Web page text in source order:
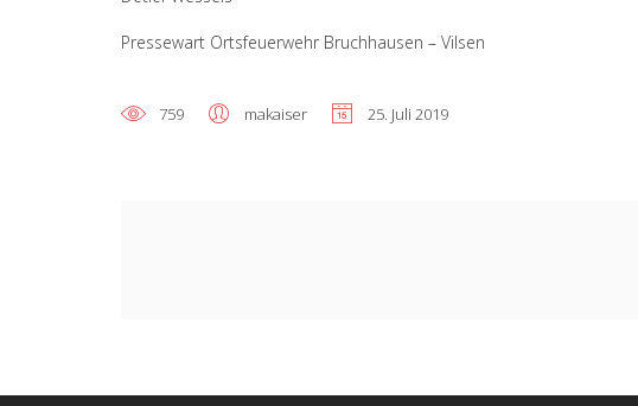
Pressewart Ortsfeuerwehr Bruchhausen – Vilsen
759 makaiser 25. Juli 2019